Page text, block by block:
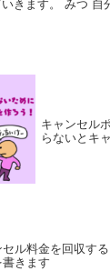
きます。 みつ 自
キャンセル
らないとキ
ル料金を回収する
きます